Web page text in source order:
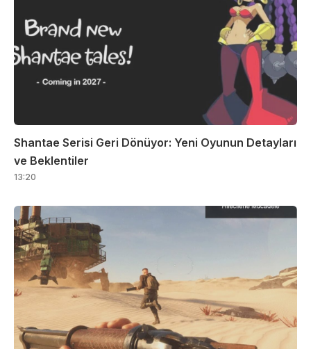
Shantae Serisi Geri Dönüyor: Yeni Oyunun Detayları
ve Beklentiler
13:20